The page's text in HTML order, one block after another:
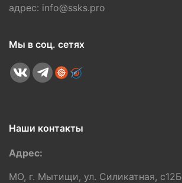
адрес: info@ssks.pro
Мы в соц. сетях
Наши контакты
Адрес:
МО, г. Мытищи, ул. Силикатная, c12Б